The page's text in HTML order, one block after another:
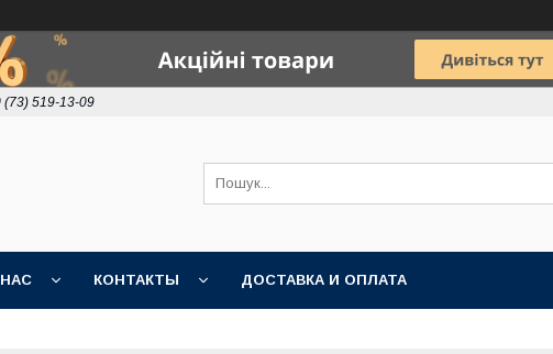
(73) 519-13-09
КОНТАКТЫ ДОСТАВКА И ОПЛАТА